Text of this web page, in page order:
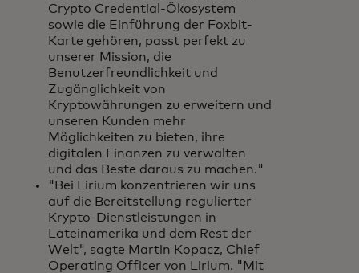
Crypto Credential-Ökosystem
sowie die Einführung der Foxbit-
Karte gehören, passt perfekt zu
unserer Mission, die
Benutzerfreundlichkeit und
Zugänglichkeit von
Kryptowährungen zu erweitern und
unseren Kunden mehr
Möglichkeiten zu bieten, ihre
digitalen Finanzen zu verwalten
und das Beste daraus zu machen."
"Bei Lirium konzentrieren wir uns
auf die Bereitstellung regulierter
Krypto-Dienstleistungen in
Lateinamerika und dem Rest der
Welt", sagte Martin Kopacz, Chief
Operating Officer von Lirium. "Mit